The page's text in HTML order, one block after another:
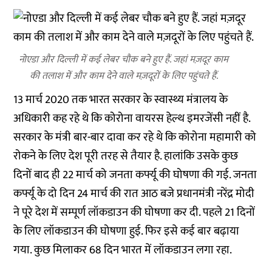
नोएडा और दिल्ली में कई लेबर चौक बने हुए हैं. जहां मज़दूर काम
की तलाश में और काम देने वाले मज़दूरों के लिए पहुंचते हैं.
13 मार्च 2020 तक भारत सरकार के स्वास्थ्य मंत्रालय के
अधिकारी कह रहे थे कि कोरोना वायरस हेल्थ इमरजेंसी नहीं है.
सरकार के मंत्री बार-बार दावा कर रहे थे कि कोरोना महामारी को
रोकने के लिए देश पूरी तरह से तैयार है. हालांकि उसके कुछ
दिनों बाद ही 22 मार्च को जनता कर्फ्यू की घोषणा की गई. जनता
कर्फ्यू के दो दिन 24 मार्च की रात आठ बजे प्रधानमंत्री नरेंद्र मोदी
ने पूरे देश में सम्पूर्ण लॉकडाउन की घोषणा कर दी. पहले 21 दिनों
के लिए लॉकडाउन की घोषणा हुई. फिर इसे कई बार बढ़ाया
गया. कुछ मिलाकर 68 दिन भारत में लॉकडाउन लगा रहा.